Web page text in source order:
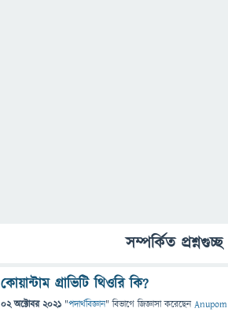
সম্পর্কিত প্রশ্নগুচ্ছ
কোয়ান্টাম গ্রাভিটি থিওরি কি?
02 অক্টোবর 2021 "পদার্থবিজ্ঞান" বিভাগে জিজ্ঞাসাকরেছেনAnupom